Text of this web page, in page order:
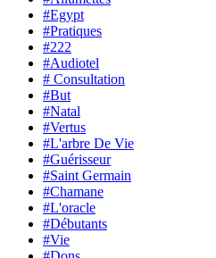
#Egypt
#Pratiques
#222
#Audiotel
# Consultation
#But
#Natal
#Vertus
#L'arbre De Vie
#Guérisseur
#Saint Germain
#Chamane
#L'oracle
#Débutants
#Vie